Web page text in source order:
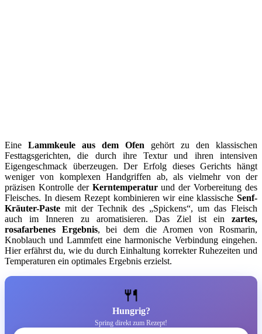
Eine Lammkeule aus dem Ofen gehört zu den klassischen
Festtagsgerichten, die durch ihre Textur und ihren intensiven
Eigengeschmack überzeugen. Der Erfolg dieses Gerichts hängt
weniger von komplexen Handgriffen ab, als vielmehr von der
präzisen Kontrolle der Kerntemperaturund der Vorbereitung des
Fleisches. In diesem Rezept kombinieren wir eine klassische Senf-
Kräuter-Paste mit der Technik des „Spickens“, um das Fleisch
auch im Inneren zu aromatisieren. Das Ziel ist ein zartes,
rosafarbenes Ergebnis, bei dem die Aromen von Rosmarin,
Knoblauch und Lammfett eine harmonische Verbindung eingehen.
Hier erfährst du, wie du durch Einhaltung korrekter Ruhezeiten und
Temperaturen ein optimales Ergebnis erzielst.
🍴
Hungrig?
Spring direkt zum Rezept!